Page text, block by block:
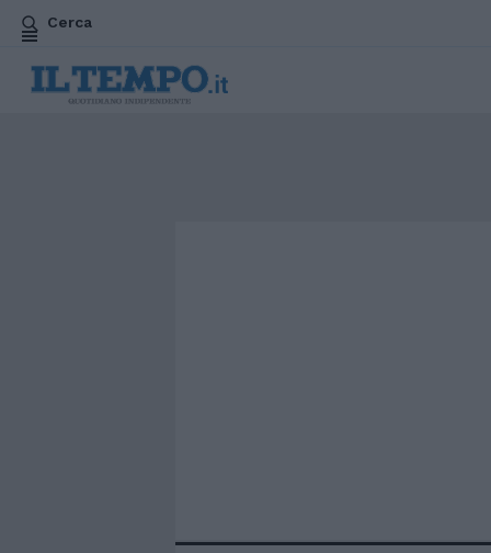
Cerca